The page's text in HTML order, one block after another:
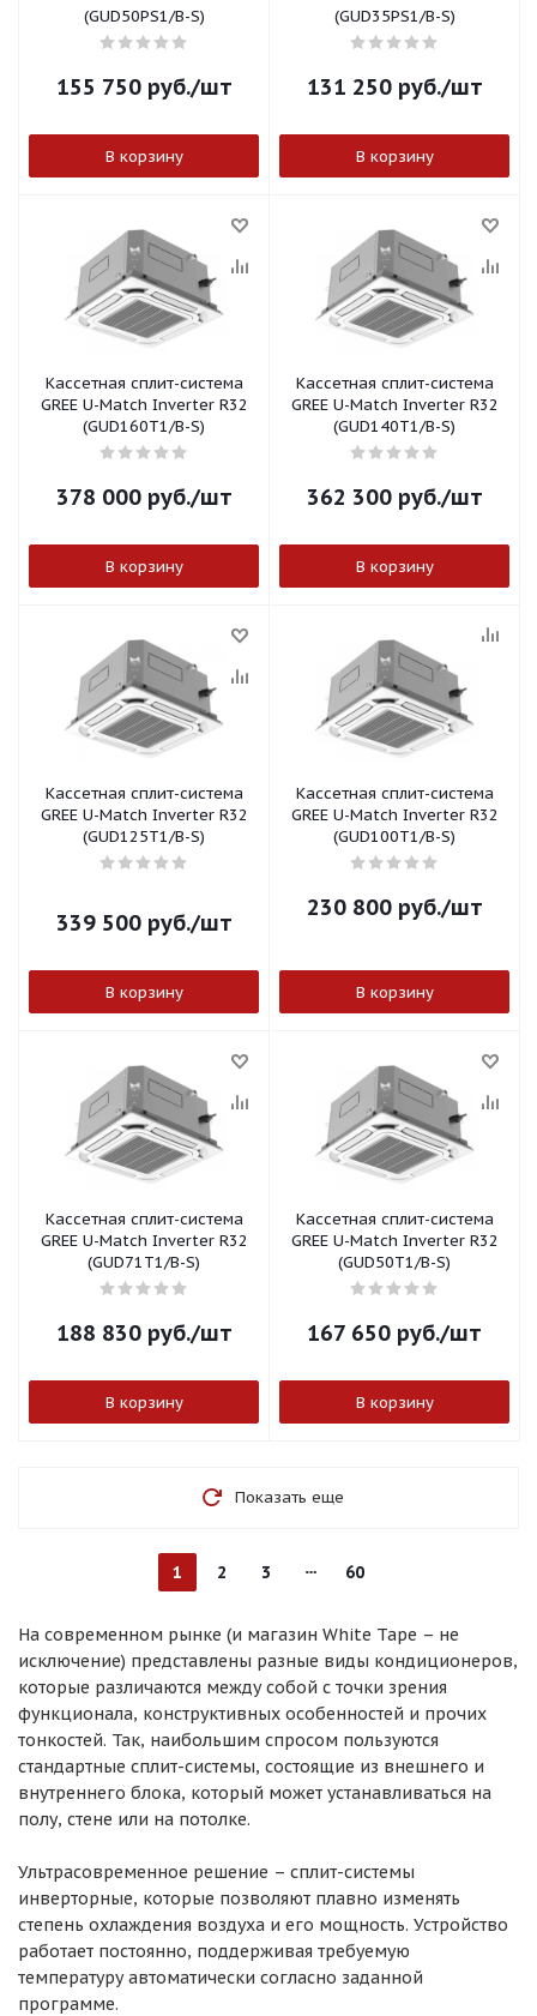
(GUD50PS1/B-S)
155 750руб./шт
В корзину
(GUD35PS1/B-S)
131 250руб./шт
В корзину
Кассетная сплит-система
GREE U-Match Inverter R32
(GUD160T1/B-S)
378 000руб./шт
В корзину
Кассетная сплит-система
GREE U-Match Inverter R32
(GUD140T1/B-S)
362 300руб./шт
В корзину
Кассетная сплит-система
GREE U-Match Inverter R32
(GUD125T1/B-S)
339 500руб./шт
В корзину
Кассетная сплит-система
GREE U-Match Inverter R32
(GUD100T1/B-S)
230 800руб./шт
В корзину
Кассетная сплит-система
GREE U-Match Inverter R32
(GUD71T1/B-S)
188 830руб./шт
В корзину
Кассетная сплит-система
GREE U-Match Inverter R32
(GUD50T1/B-S)
167 650 руб./шт
В корзину
Показать еще
1 2 3 60
На современном рынке (и магазин White Tape – не
исключение) представлены разные виды кондиционеров,
которые различаются между собой с точки зрения
функционала, конструктивных особенностей и прочих
тонкостей. Так, наибольшим спросом пользуются
стандартные сплит-системы, состоящие из внешнего и
внутреннего блока, который может устанавливаться на
полу, стене или на потолке.
Ультрасовременное решение – сплит-системы
инверторные, которые позволяют плавно изменять
степень охлаждения воздуха и его мощность. Устройство
работает постоянно, поддерживая требуемую
температуру автоматически согласно заданной
программе.